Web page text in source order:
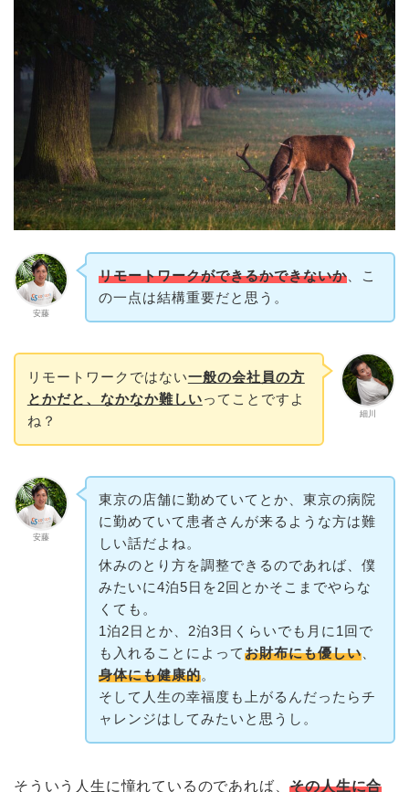
安藤
リモートワークができるかできないか、こ
の一点は結構重要だと思う。
細川
リモートワークではない一般の会社員の方
とかだと、なかなか難しいってことですよ
ね？
安藤
東京の店舗に勤めていてとか、東京の病院
に勤めていて患者さんが来るような方は難
しい話だよね。
休みのとり方を調整できるのであれば、僕
みたいに4泊5日を2回とかそこまでやらな
くても。
1泊2日とか、2泊3日くらいでも月に1回で
も入れることによってお財布にも優しい、
身体にも健康的。
そして人生の幸福度も上がるんだったらチ
ャレンジはしてみたいと思うし。
そういう人生に憧れているのであれば、その人生に合